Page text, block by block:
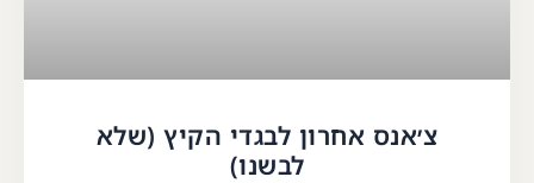
צ׳אנס אחרון לבגדי הקיץ (שלא
לבשנו)